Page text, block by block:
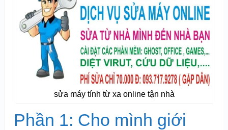
sửa máy tính từ xa online tận nhà
Phần 1: Cho mình giới